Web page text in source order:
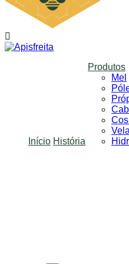
Início História
Produtos
Mel